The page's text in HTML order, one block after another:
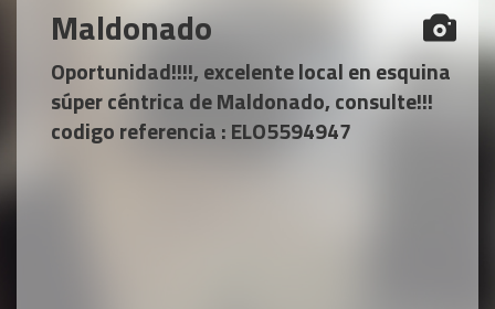
Maldonado
Oportunidad!!!!, excelente local en esquina
súper céntrica de Maldonado, consulte!!!
codigo referencia : ELO5594947